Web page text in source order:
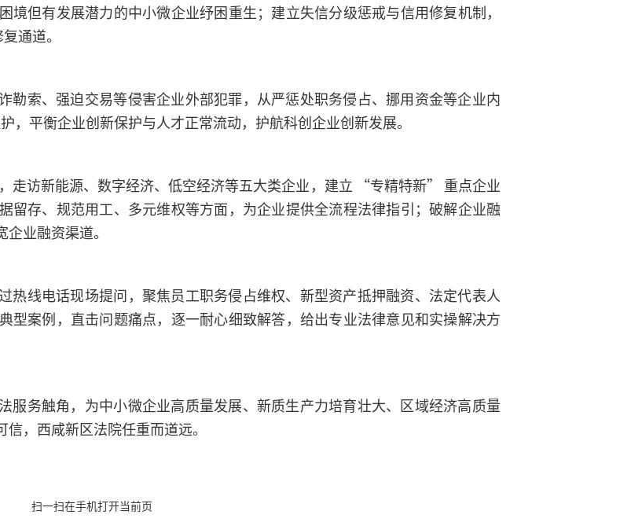
但有发展潜力的中小微企业纾困重生；建立失信分级惩戒与信用修复机制，
通道。
勒索、强迫交易等侵害企业外部犯罪，从严惩处职务侵占、挪用资金等企业内
平衡企业创新保护与人才正常流动，护航科创企业创新发展。
访新能源、数字经济、低空经济等五大类企业，建立 “专精特新” 重点企业
留存、规范用工、多元维权等方面，为企业提供全流程法律指引；破解企业融
业融资渠道。
热线电话现场提问，聚焦员工职务侵占维权、新型资产抵押融资、法定代表人
型案例，直击问题痛点，逐一耐心细致解答，给出专业法律意见和实操解决方
服务触角，为中小微企业高质量发展、新质生产力培育壮大、区域经济高质量
，西咸新区法院任重而道远。
扫一扫在手机打开当前页